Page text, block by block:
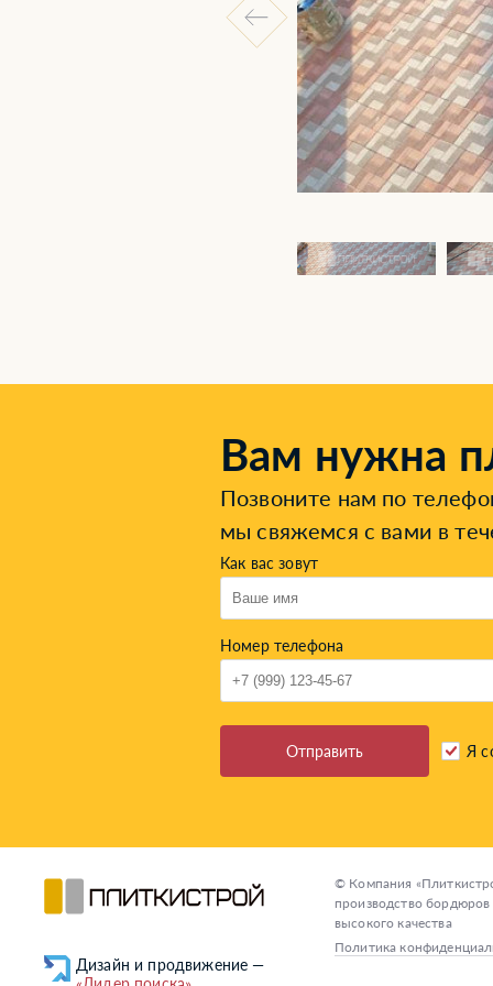
Вам нужна
Позвоните нам по
мы свяжемся с вами в
Как вас зовут
Номер телефона
Отправить Я
© Компания
производство
высокого качества
Политика